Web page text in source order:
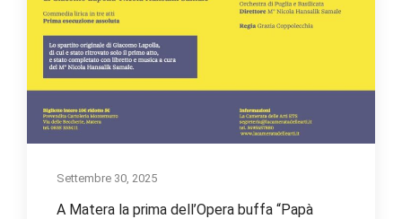
Settembre 30, 2025
A Matera la prima dell’Opera buffa “Papà